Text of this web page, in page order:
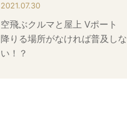
2021.07.30
空飛ぶクルマと屋上 Vポート
降りる場所がなければ普及しな
い！？